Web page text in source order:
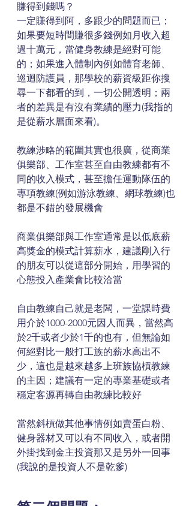
賺得到錢嗎？
一定賺得到阿，多跟少的問題而已；
如果要短時間賺很多錢例如月收入超
過十萬元，當健身教練是絕對可能
的；如果進入體制內例如體育老師、
巡迴防護員，那學校的薪資級距你搜
尋一下都看的到，一切公開透明；兩
者的差異是有沒有業績的壓力(我指的
是從薪水層面來看)。
教練涉略的範圍其實也很廣，從商業
俱樂部、工作室甚至自由教練都有不
同的收入模式，甚至擔任運動隊伍的
專項教練(例如游泳教練、網球教練)也
都是不錯的發展機會
商業俱樂部與工作室通常是以低底薪
高獎金的模式計算薪水，建議剛入行
的朋友可以從這部分開始，用學習的
心態投入產業會比較洽當
自由教練自己就是老闆，一堂課時費
用介於1000-2000元因人而異，當然高
於2千或者少於1千的也有，但無論如
何絕對比一般打工族的薪水高出不
少，這也是越來越多上班族協槓教練
的主因；建議有一定的專業基礎或者
穩定客源再轉自由教練比較好
當然斜槓做其他事情例如賣蛋白粉、
健身器材又可以有不同收入，或者開
外掛找到金主投資那又是另外一回事
(我說的是投資人不是乾爹)